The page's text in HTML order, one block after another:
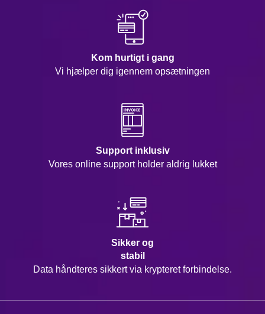
Kom hurtigt i gang
Vi hjælper dig igennem opsætningen
Support inklusiv
Vores online support holder aldrig lukket
Sikker og
stabil
Data håndteres sikkert via krypteret forbindelse.